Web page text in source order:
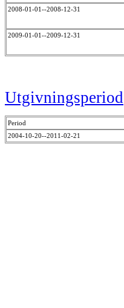
2008-01-01--2008-12-31
2009-01-01--2009-12-31
Utgivningsperiod
Period
2004-10-20--2011-02-21